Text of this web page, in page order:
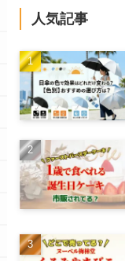
人気記事